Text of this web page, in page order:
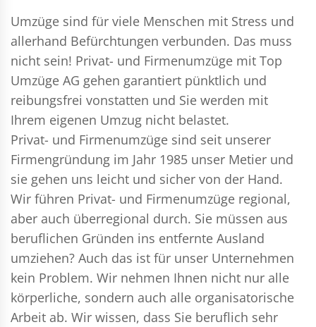
Umzüge sind für viele Menschen mit Stress und
allerhand Befürchtungen verbunden. Das muss
nicht sein! Privat- und Firmenumzüge mit Top
Umzüge AG gehen garantiert pünktlich und
reibungsfrei vonstatten und Sie werden mit
Ihrem eigenen Umzug nicht belastet.
Privat- und Firmenumzüge sind seit unserer
Firmengründung im Jahr 1985 unser Metier und
sie gehen uns leicht und sicher von der Hand.
Wir führen Privat- und Firmenumzüge regional,
aber auch überregional durch. Sie müssen aus
beruflichen Gründen ins entfernte Ausland
umziehen? Auch das ist für unser Unternehmen
kein Problem. Wir nehmen Ihnen nicht nur alle
körperliche, sondern auch alle organisatorische
Arbeit ab. Wir wissen, dass Sie beruflich sehr